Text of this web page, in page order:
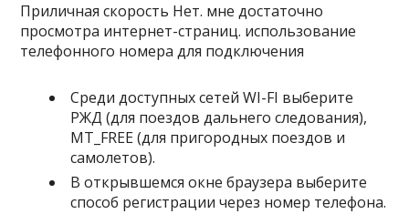
Приличная скорость Нет. мне достаточно
просмотра интернет-страниц. использование
телефонного номера для подключения
Среди доступных сетей WI-FI выберите
РЖД (для поездов дальнего следования),
MT_FREE (для пригородных поездов и
самолетов).
В открывшемся окне браузера выберите
способ регистрации через номер телефона.